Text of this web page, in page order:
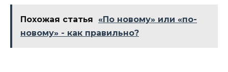
Похожая статья
«По новому» или «по-
новому» - как правильно?